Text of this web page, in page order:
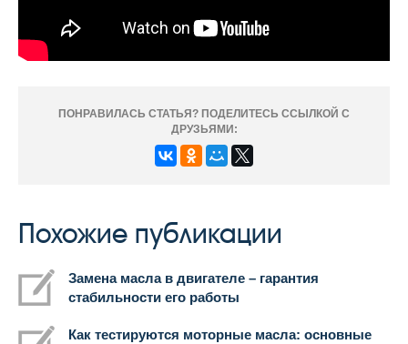
ПОНРАВИЛАСЬ СТАТЬЯ? ПОДЕЛИТЕСЬ ССЫЛКОЙ С
ДРУЗЬЯМИ:
Похожие публикации
Замена масла в двигателе – гарантия
стабильности его работы
Как тестируются моторные масла: основные